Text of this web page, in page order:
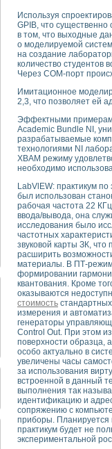
система
USB"
терапии серии СКАН
тензометрия и т.п.)
измерения параметров
тяговых
инструментов
элементной
module для
скорости
Nl SCXI для
сварных
зрения в
системы для
комплекс аппаратуры
процессов ДВС в
систем передачи
для исследования
для исследования
операционных
на основе цифровой
выравнивания
компенсации эхо-
математического
измерителя ВАХ
генератора сигналов
исследование
модуля с высоким
радиолокационного
уравнений состояния
Используя
GPIB, что существенно
в том, что выходные
о моделируемой
на создание
количество студентов
Через СОМ-порт
Имитационное
2,3, что позволяет ей
Эффектными примерами
Academic Bundle NI,
разрабатываемые
технологиями NI
ХВАМ режиму
необходимо
LabVlEW: практикум
был использован
рабочая частота 22
ввода/вывода, она
исследования было
частотных
звуковой карты ЗК, что
расширить
материалы. В ПТ-
формировании
квантования. Кроме
оказываются
стоимость
измерения и
генераторы
Control Out. При этом
поверхности образца,
особо актуально в
увеличены часы
за использования
встроенной в данный
выполнения так
идентификацию и
сопряжению с
приборы. Планируется
практикум будет не
экспериментальной